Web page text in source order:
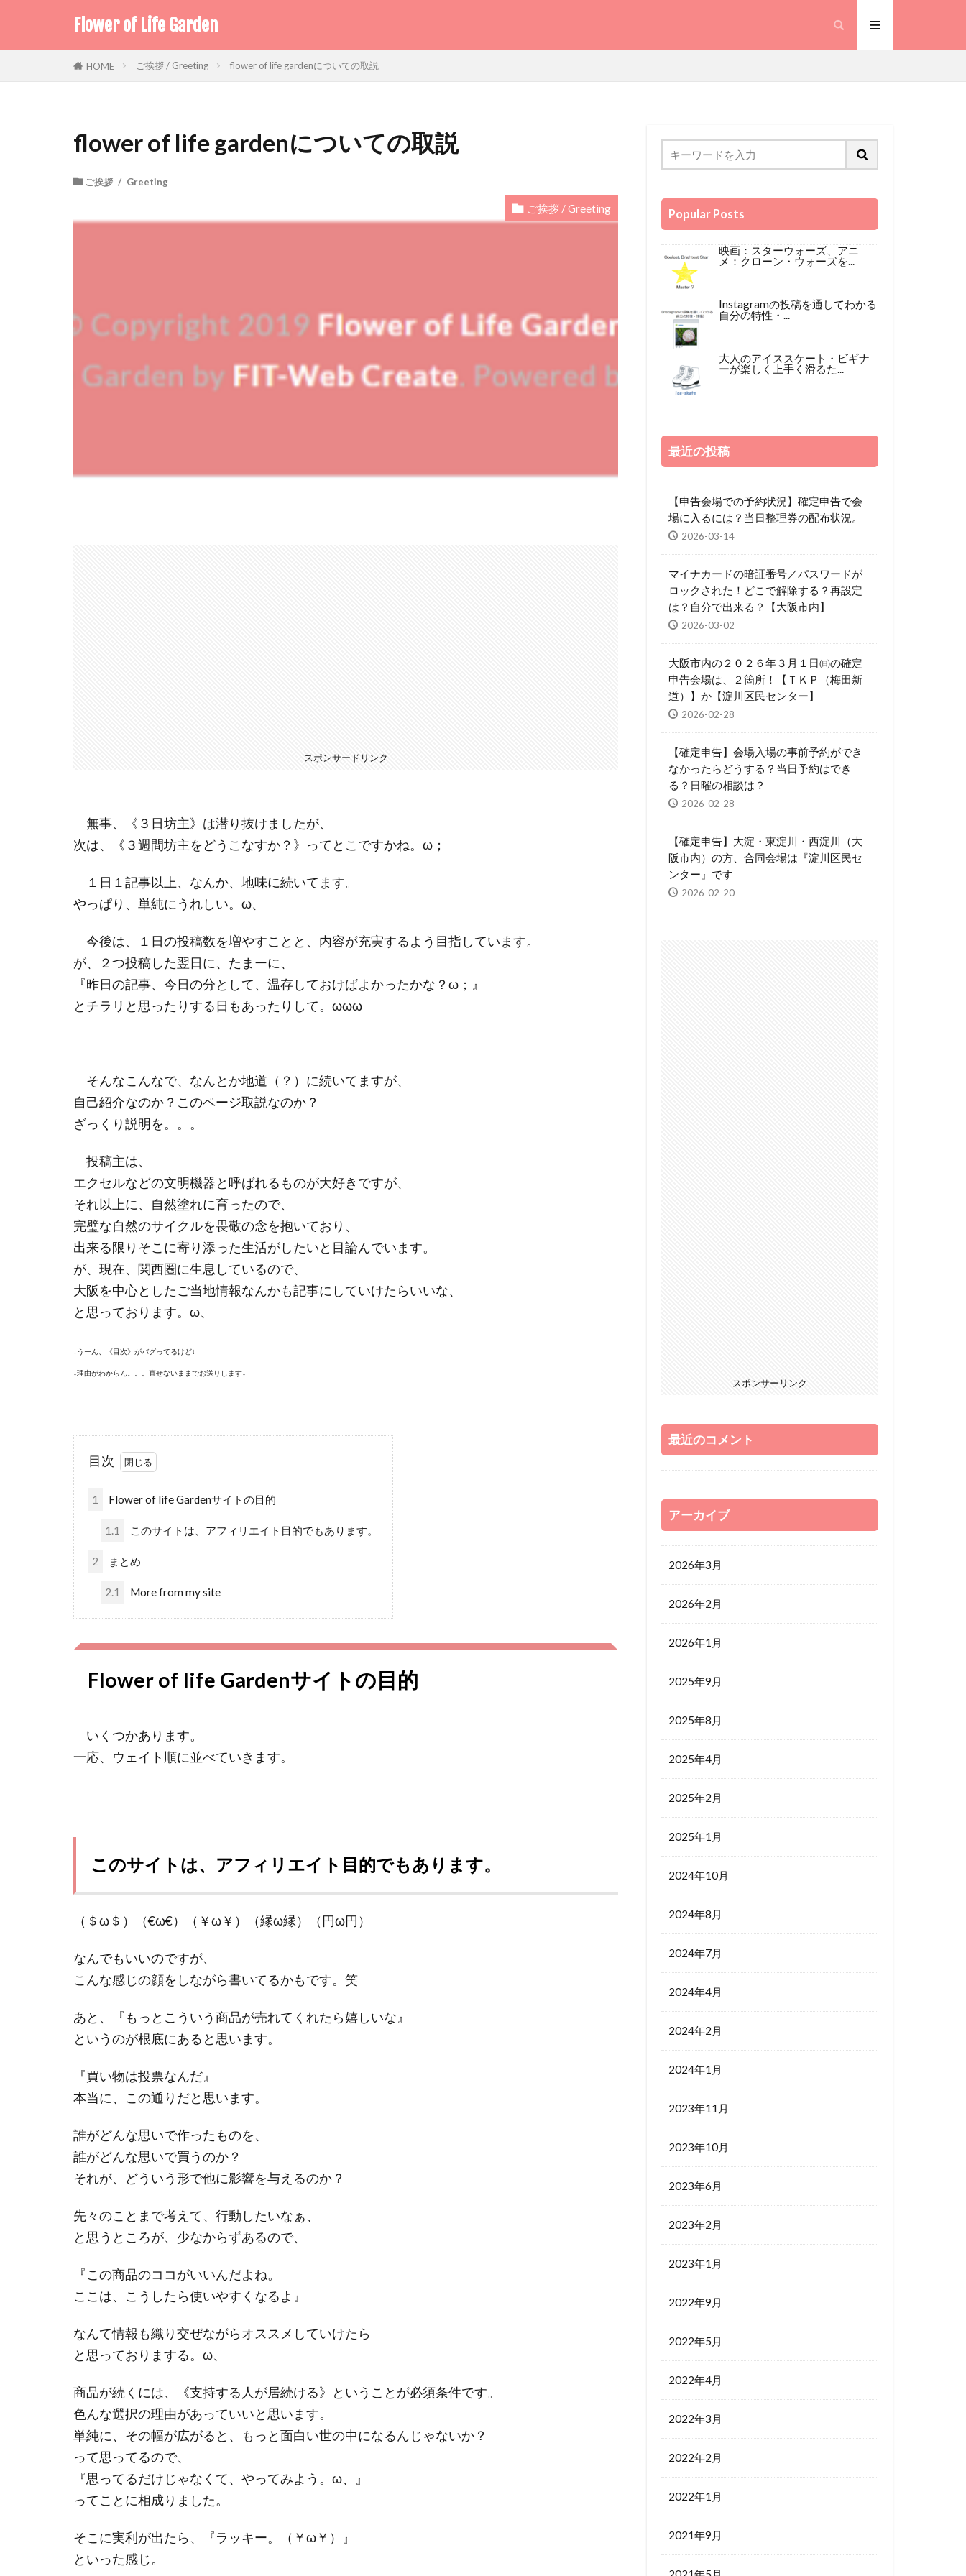
Flower of Life Garden
HOME ご挨拶 / Greeting flower of life gardenについての取説
flower of life gardenについての取説
ご挨拶 / Greeting
ご挨拶 / Greeting
スポンサードリンク
無事、《３日坊主》は潜り抜けましたが、
次は、《３週間坊主をどうこなすか？》ってとこですかね。ω；
１日１記事以上、なんか、地味に続いてます。
やっぱり、単純にうれしい。ω、
今後は、１日の投稿数を増やすことと、内容が充実するよう目指しています。
が、２つ投稿した翌日に、たまーに、
『昨日の記事、今日の分として、温存しておけばよかったかな？ω；』
とチラリと思ったりする日もあったりして。ωωω
そんなこんなで、なんとか地道（？）に続いてますが、
自己紹介なのか？このページ取説なのか？
ざっくり説明を。。。
投稿主は、
エクセルなどの文明機器と呼ばれるものが大好きですが、
それ以上に、自然塗れに育ったので、
完璧な自然のサイクルを畏敬の念を抱いており、
出来る限りそこに寄り添った生活がしたいと目論んでいます。
が、現在、関西圏に生息しているので、
大阪を中心としたご当地情報なんかも記事にしていけたらいいな、
と思っております。ω、
↓うーん、《目次》がバグってるけど↓
↓理由がわからん。。。直せないままでお送りします↓
目次
1 Flower of life Gardenサイトの目的
1.1 このサイトは、アフィリエイト目的でもあります。
2 まとめ
2.1 More from my site
Flower of life Gardenサイトの目的
いくつかあります。
一応、ウェイト順に並べていきます。
このサイトは、アフィリエイト目的でもあります。
（＄ω＄）（€ω€）（￥ω￥）（縁ω縁）（円ω円）
なんでもいいのですが、
こんな感じの顔をしながら書いてるかもです。笑
あと、『もっとこういう商品が売れてくれたら嬉しいな』
というのが根底にあると思います。
『買い物は投票なんだ』
本当に、この通りだと思います。
誰がどんな思いで作ったものを、
誰がどんな思いで買うのか？
それが、どういう形で他に影響を与えるのか？
先々のことまで考えて、行動したいなぁ、
と思うところが、少なからずあるので、
『この商品のココがいいんだよね。
ここは、こうしたら使いやすくなるよ』
なんて情報も織り交ぜながらオススメしていけたら
と思っておりまする。ω、
商品が続くには、《支持する人が居続ける》ということが必須条件です。
色んな選択の理由があっていいと思います。
単純に、その幅が広がると、もっと面白い世の中になるんじゃないか？
って思ってるので、
『思ってるだけじゃなくて、やってみよう。ω、』
ってことに相成りました。
そこに実利が出たら、『ラッキー。（￥ω￥）』
といった感じ。
Popular Posts
映画：スターウォーズ、アニ
メ：クローン・ウォーズを...
Instagramの投稿を通してわかる
自分の特性・...
大人のアイススケート・ビギナ
ーが楽しく上手く滑るた...
最近の投稿
【申告会場での予約状況】確定申告で会
場に入るには？当日整理券の配布状況。
2026-03-14
マイナカードの暗証番号／パスワードが
ロックされた！どこで解除する？再設定
は？自分で出来る？【大阪市内】
2026-03-02
大阪市内の２０２６年３月１日㈰の確定
申告会場は、２箇所！【ＴＫＰ（梅田新
道）】か【淀川区民センター】
2026-02-28
【確定申告】会場入場の事前予約ができ
なかったらどうする？当日予約はでき
る？日曜の相談は？
2026-02-28
【確定申告】大淀・東淀川・西淀川（大
阪市内）の方、合同会場は『淀川区民セ
ンター』です
2026-02-20
スポンサーリンク
最近のコメント
アーカイブ
2026年3月
2026年2月
2026年1月
2025年9月
2025年8月
2025年4月
2025年2月
2025年1月
2024年10月
2024年8月
2024年7月
2024年4月
2024年2月
2024年1月
2023年11月
2023年10月
2023年6月
2023年2月
2023年1月
2022年9月
2022年5月
2022年4月
2022年3月
2022年2月
2022年1月
2021年9月